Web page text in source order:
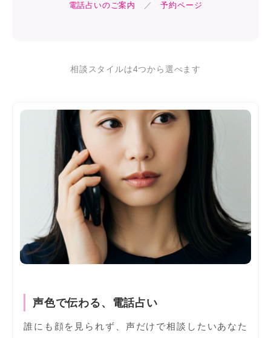
電話占いのご案内 ／予約ページ
相談スタイルは4つから選べます
声色で伝わる、電話占い
誰にも顔を見られず、声だけで相談したいあなた